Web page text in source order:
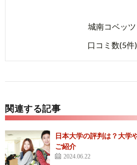
城南コベッツ
口コミ数(5件)
関連する記事
日本大学の評判は？大学
ご紹介
2024.06.22